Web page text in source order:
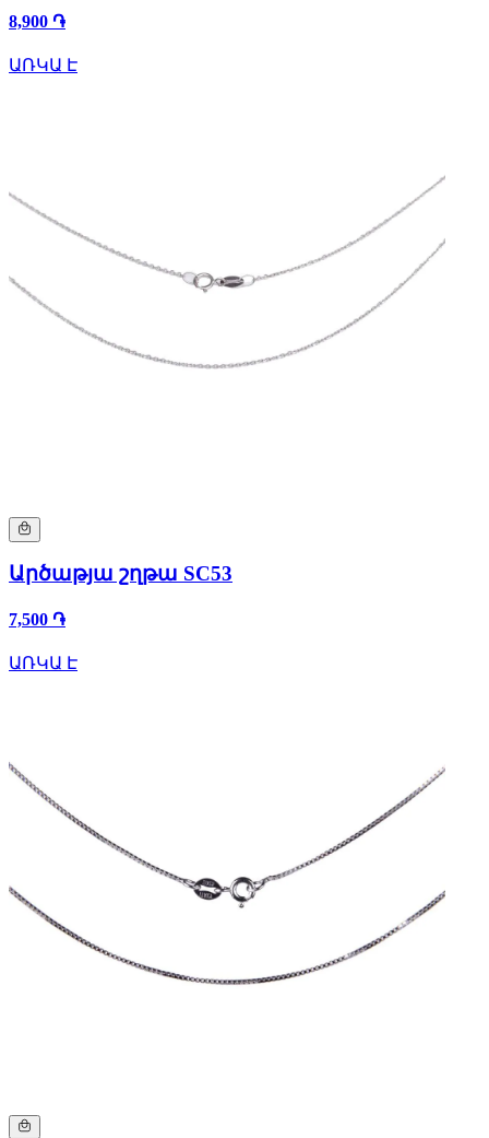
8,900 ֏
ԱՌԿԱ Է
Արծաթյա շղթա SC53
7,500 ֏
ԱՌԿԱ Է